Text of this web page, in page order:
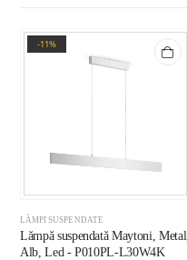
-11%
LĂMPI SUSPENDATE
Lămpă suspendată Maytoni, Metal,
Alb, Led - P010PL-L30W4K